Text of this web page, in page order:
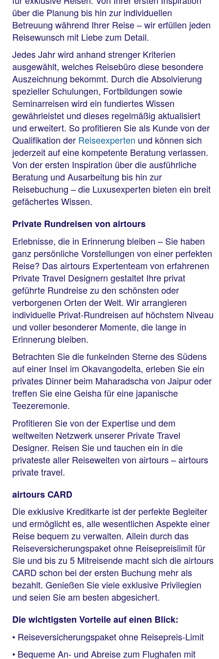
über die Planung bis hin zur individuellen
Betreuung während Ihrer Reise – wir erfüllen jeden
Reisewunsch mit Liebe zum Detail.
Jedes Jahr wird anhand strenger Kriterien
ausgewählt, welches Reisebüro diese besondere
Auszeichnung bekommt. Durch die Absolvierung
spezieller Schulungen, Fortbildungen sowie
Seminarreisen wird ein fundiertes Wissen
gewährleistet und dieses regelmäßig aktualisiert
und erweitert. So profitieren Sie als Kunde von der
Qualifikation der Reiseexperten und können sich
jederzeit auf eine kompetente Beratung verlassen.
Von der ersten Inspiration über die ausführliche
Beratung und Ausarbeitung bis hin zur
Reisebuchung – die Luxusexperten bieten ein breit
gefächertes Wissen.
Private Rundreisen von airtours
Erlebnisse, die in Erinnerung bleiben – Sie haben
ganz persönliche Vorstellungen von einer perfekten
Reise? Das airtours Expertenteam von erfahrenen
Private Travel Designern gestaltet Ihre privat
geführte Rundreise zu den schönsten oder
verborgenen Orten der Welt. Wir arrangieren
individuelle Privat-Rundreisen auf höchstem Niveau
und voller besonderer Momente, die lange in
Erinnerung bleiben.
Betrachten Sie die funkelnden Sterne des Südens
auf einer Insel im Okavangodelta, erleben Sie ein
privates Dinner beim Maharadscha von Jaipur oder
treffen Sie eine Geisha für eine japanische
Teezeremonie.
Profitieren Sie von der Expertise und dem
weltweiten Netzwerk unserer Private Travel
Designer. Reisen Sie und tauchen ein in die
privateste aller Reisewelten von airtours – airtours
private travel.
airtours CARD
Die exklusive Kreditkarte ist der perfekte Begleiter
und ermöglicht es, alle wesentlichen Aspekte einer
Reise bequem zu verwalten. Allein durch das
Reiseversicherungspaket ohne Reisepreislimit für
Sie und bis zu 5 Mitreisende macht sich die airtours
CARD schon bei der ersten Buchung mehr als
bezahlt. Genießen Sie viele exklusive Privilegien
und seien Sie am besten abgesichert.
Die wichtigsten Vorteile auf einen Blick:
• Reiseversicherungspaket ohne Reisepreis-Limit
• Bequeme An- und Abreise zum Flughafen mit